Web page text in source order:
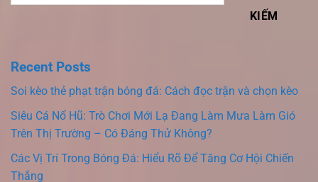
KIẾM
Recent Posts
Soi kèo thẻ phạt trận bóng đá: Cách đọc trận và chọn kèo
Siêu Cá Nổ Hũ: Trò Chơi Mới Lạ Đang Làm Mưa Làm Gió
Trên Thị Trường – Có Đáng Thử Không?
Các Vị Trí Trong Bóng Đá: Hiểu Rõ Để Tăng Cơ Hội Chiến
Thắng